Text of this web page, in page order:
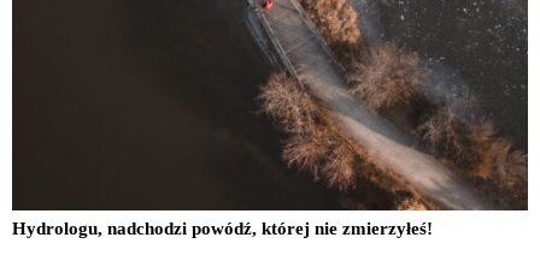
Hydrologu, nadchodzi powódź, której nie zmierzyłeś!